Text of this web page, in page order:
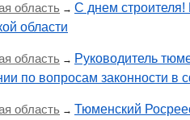
область → С днем строителя!
области
область → Руководитель
по вопросам законности в
область → Тюменский